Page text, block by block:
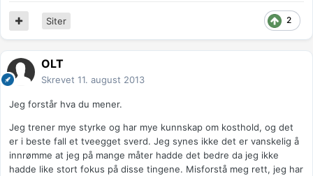
2
Siter
OLT
Skrevet 11. august 2013
Jeg forstår hva du mener.
Jeg trener mye styrke og har mye kunnskap om kosthold, og det
er i beste fall et tveegget sverd. Jeg synes ikke det er vanskelig å
innrømme at jeg på mange måter hadde det bedre da jeg ikke
hadde like stort fokus på disse tingene. Misforstå meg rett, jeg har